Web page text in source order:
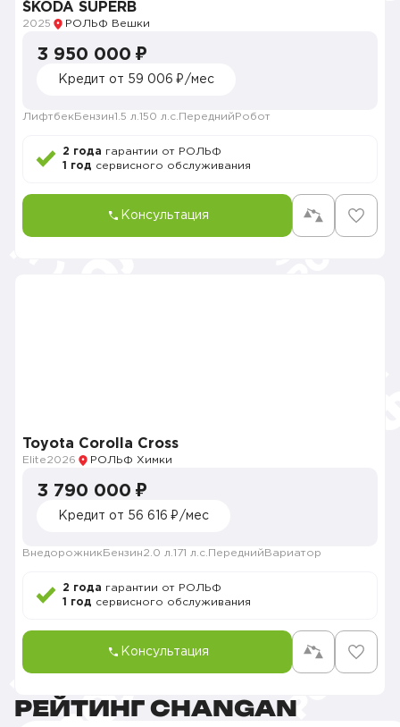
ŠKODA SUPERB
2025 РОЛЬФ Вешки
3 950 000 ₽
Кредит от 59 006 ₽/мес
Лифтбек Бензин1.5 л. 150 л.с. Передний Робот
2 года гарантии от РОЛЬФ
1 год сервисного обслуживания
Консультация
Toyota Corolla Cross
Elite2026 РОЛЬФ Химки
3 790 000 ₽
Кредит от 56 616 ₽/мес
Внедорожник Бензин2.0 л. 171 л.с. Передний Вариатор
2 года гарантии от РОЛЬФ
1 год сервисного обслуживания
Консультация
РЕЙТИНГ CHANGAN